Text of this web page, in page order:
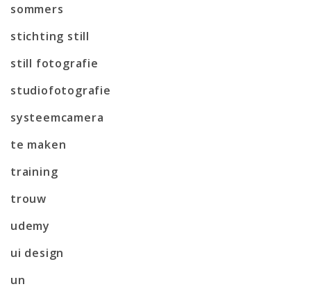
sommers
stichting still
still fotografie
studiofotografie
systeemcamera
te maken
training
trouw
udemy
ui design
un